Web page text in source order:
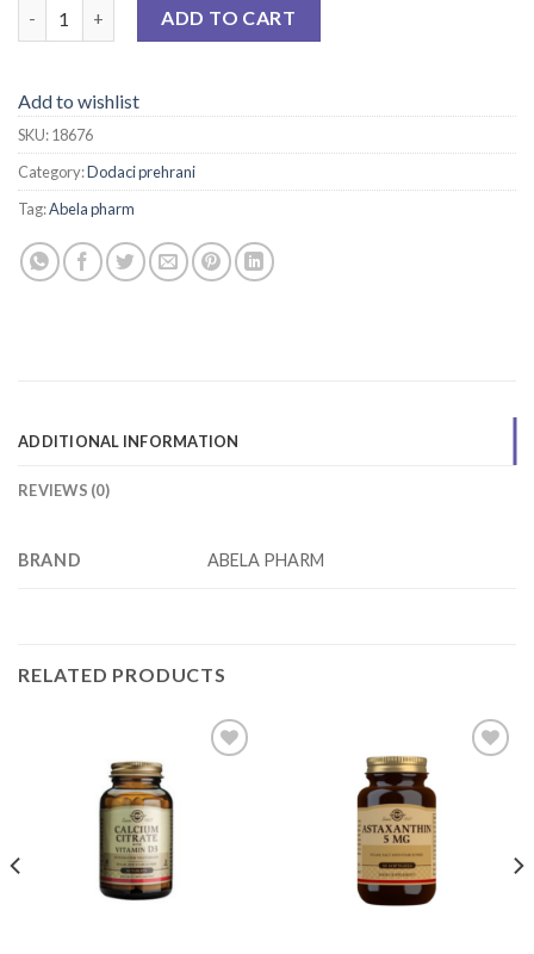
ADD TO CART
Add to wishlist
SKU:18676
Category:Dodaci prehrani
Tag:Abela pharm
ADDITIONAL INFORMATION
REVIEWS (0)
BRAND ABELA PHARM
RELATED PRODUCTS